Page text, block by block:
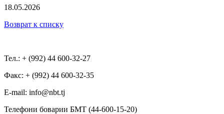
18.05.2026
Возврат к списку
Тел.: + (992) 44 600-32-27
Факс: + (992) 44 600-32-35
Е-mail: info@nbt.tj
Телефони боварии БМТ (44-600-15-20)